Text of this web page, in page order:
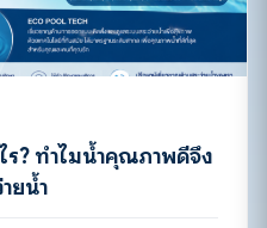
? ทำไมน้ำคุณภาพดีจึง
ยน้ำ